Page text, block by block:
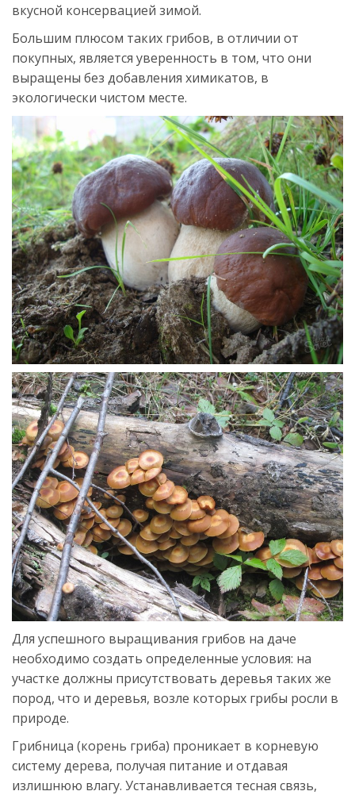
вкусной консервацией зимой.
Большим плюсом таких грибов, в отличии от
покупных, является уверенность в том, что они
выращены без добавления химикатов, в
экологически чистом месте.
Для успешного выращивания грибов на даче
необходимо создать определенные условия: на
участке должны присутствовать деревья таких же
пород, что и деревья, возле которых грибы росли в
природе.
Грибница (корень гриба) проникает в корневую
систему дерева, получая питание и отдавая
излишнюю влагу. Устанавливается тесная связь,